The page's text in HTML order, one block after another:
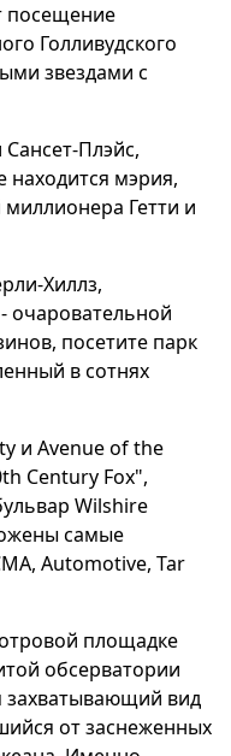
посещение
Голливудского
звездами с
Плэйс,
находится мэрия,
миллионера Гетти и
Хиллз,
очаровательной
посетите парк
в сотнях
и Avenue of the
Century Fox",
Wilshire
самые
Automotive, Tar
площадке
обсерватории
захватывающий вид
от заснеженных